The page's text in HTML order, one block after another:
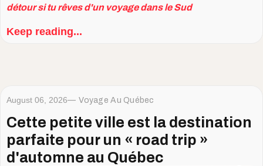
détour si tu rêves d'un voyage dans le Sud
Keep reading...
August 06, 2026 Voyage Au Québec
Cette petite ville est la destination
parfaite pour un « road trip »
d'automne au Québec